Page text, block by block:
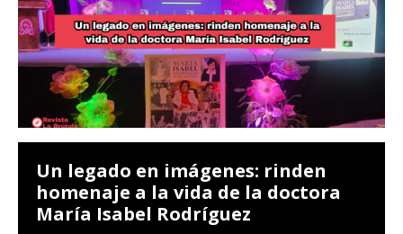
Un legado en imágenes: rinden
homenaje a la vida de la doctora
María Isabel Rodríguez